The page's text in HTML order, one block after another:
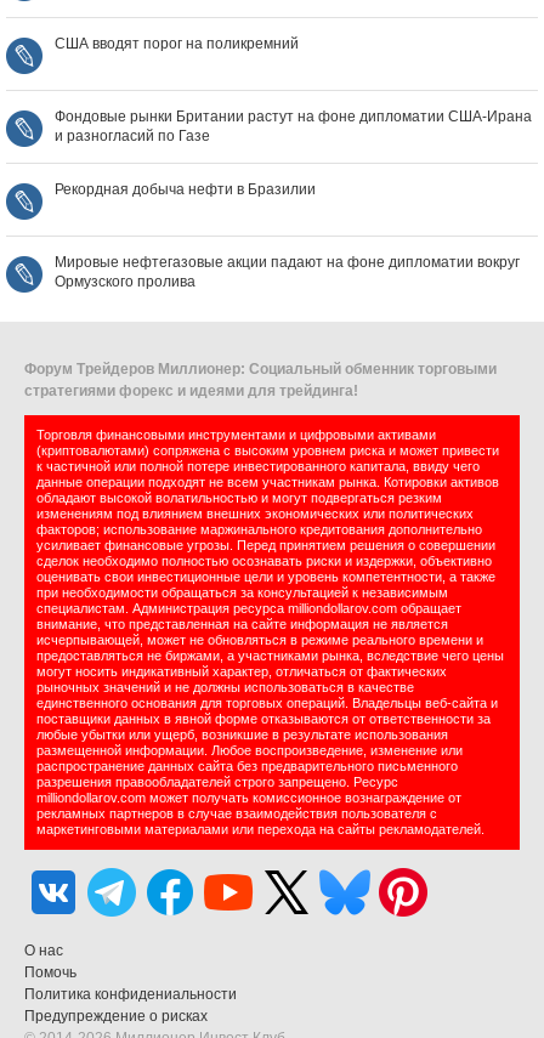
США вводят порог на поликремний
Фондовые рынки Британии растут на фоне дипломатии США‑Ирана
и разногласий по Газе
Рекордная добыча нефти в Бразилии
Мировые нефтегазовые акции падают на фоне дипломатии вокруг
Ормузского пролива
Форум Трейдеров Миллионер: Социальный обменник торговыми
стратегиями форекс и идеями для трейдинга!
Торговля финансовыми инструментами и цифровыми активами
(криптовалютами) сопряжена с высоким уровнем риска и может привести
к частичной или полной потере инвестированного капитала, ввиду чего
данные операции подходят не всем участникам рынка. Котировки активов
обладают высокой волатильностью и могут подвергаться резким
изменениям под влиянием внешних экономических или политических
факторов; использование маржинального кредитования дополнительно
усиливает финансовые угрозы. Перед принятием решения о совершении
сделок необходимо полностью осознавать риски и издержки, объективно
оценивать свои инвестиционные цели и уровень компетентности, а также
при необходимости обращаться за консультацией к независимым
специалистам. Администрация ресурса milliondollarov.com обращает
внимание, что представленная на сайте информация не является
исчерпывающей, может не обновляться в режиме реального времени и
предоставляться не биржами, а участниками рынка, вследствие чего цены
могут носить индикативный характер, отличаться от фактических
рыночных значений и не должны использоваться в качестве
единственного основания для торговых операций. Владельцы веб-сайта и
поставщики данных в явной форме отказываются от ответственности за
любые убытки или ущерб, возникшие в результате использования
размещенной информации. Любое воспроизведение, изменение или
распространение данных сайта без предварительного письменного
разрешения правообладателей строго запрещено. Ресурс
milliondollarov.com может получать комиссионное вознаграждение от
рекламных партнеров в случае взаимодействия пользователя с
маркетинговыми материалами или перехода на сайты рекламодателей.
О нас
Помочь
Политика конфидениальности
Предупреждение о рисках